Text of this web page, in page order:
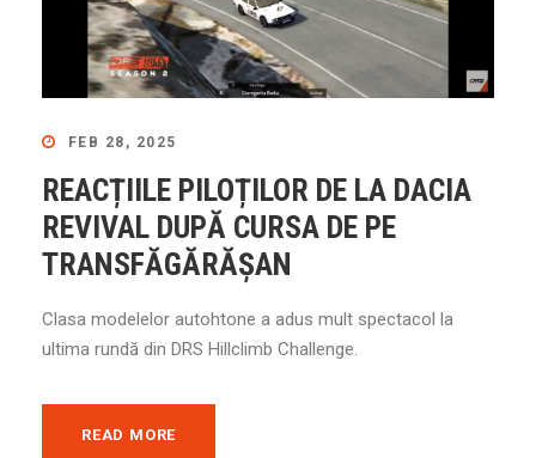
FEB 28, 2025
REACȚIILE PILOȚILOR DE LA DACIA
REVIVAL DUPĂ CURSA DE PE
TRANSFĂGĂRĂȘAN
Clasa modelelor autohtone a adus mult spectacol la
ultima rundă din DRS Hillclimb Challenge.
READ MORE